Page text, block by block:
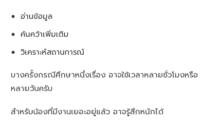
อ่านข้อมูล
ค้นคว้าเพิ่มเติม
วิเคราะห์สถานการณ์
บางครั้งกรณีศึกษาหนึ่งเรื่อง อาจใช้เวลาหลายชั่วโมงหรือ
หลายวันครับ
สำหรับน้องที่มีงานเยอะอยู่แล้ว อาจรู้สึกหนักได้